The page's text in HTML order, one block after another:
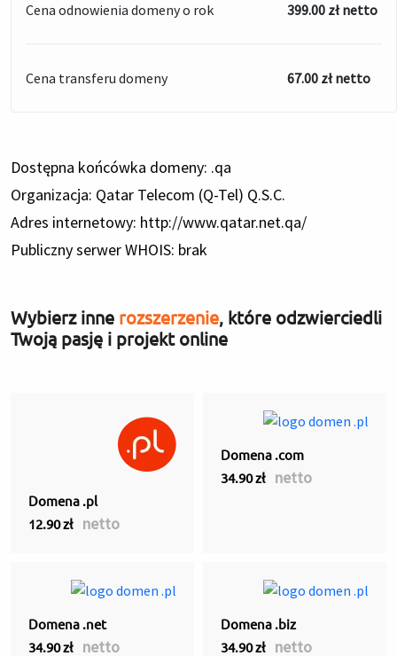
Cena odnowienia domeny o rok 399.00 zł netto
Cena transferu domeny 67.00 zł netto
Dostępna końcówka domeny: .qa
Organizacja: Qatar Telecom (Q-Tel) Q.S.C.
Adres internetowy: http://www.qatar.net.qa/
Publiczny serwer WHOIS: brak
Wybierz inne rozszerzenie, które odzwierciedli
Twoją pasję i projekt online
Domena .pl
12.90 zł
netto
Domena .com
34.90 zł
netto
Domena .net
34.90 zł
netto
Domena .biz
34.90 zł
netto